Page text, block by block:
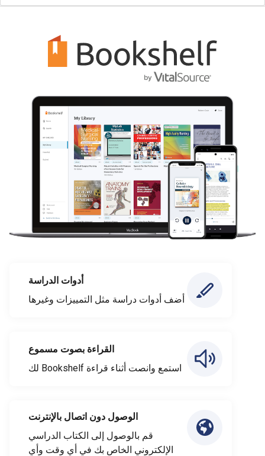
أدوات الدراسة
أضف أدوات دراسة مثل التمييزات وغيرها
القراءة بصوت مسموع
استمع وانصت أثناء قراءة Bookshelf لك
الوصول دون اتصال بالإنترنت
قم بالوصول إلى الكتاب الدراسي
الإلكتروني الخاص بك في أي وقت وأي